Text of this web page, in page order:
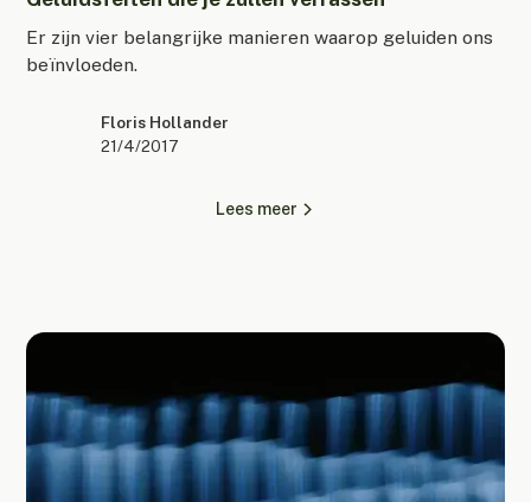
Er zijn vier belangrijke manieren waarop geluiden ons
beïnvloeden.
Floris Hollander
21/4/2017
Lees meer